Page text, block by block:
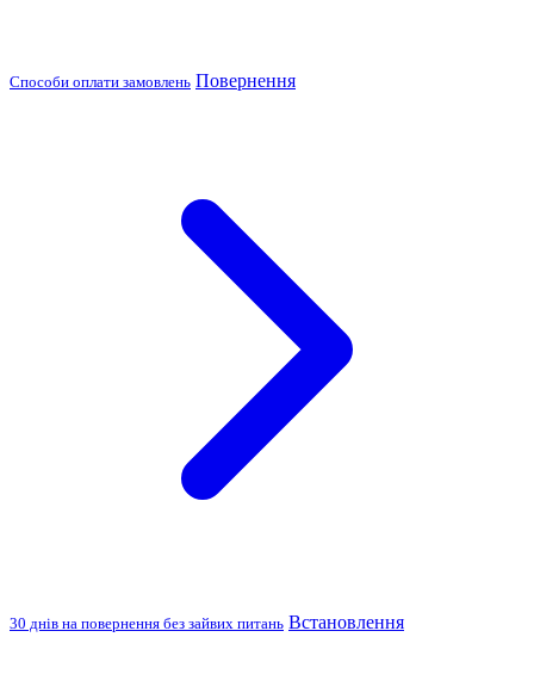
Способи оплати замовлень Повернення
30 днів на повернення без зайвих питань Встановлення